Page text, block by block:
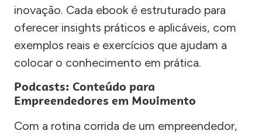
inovação. Cada ebook é estruturado para
oferecer insights práticos e aplicáveis, com
exemplos reais e exercícios que ajudam a
colocar o conhecimento em prática.
Podcasts: Conteúdo para
Empreendedores em Movimento
Com a rotina corrida de um empreendedor,